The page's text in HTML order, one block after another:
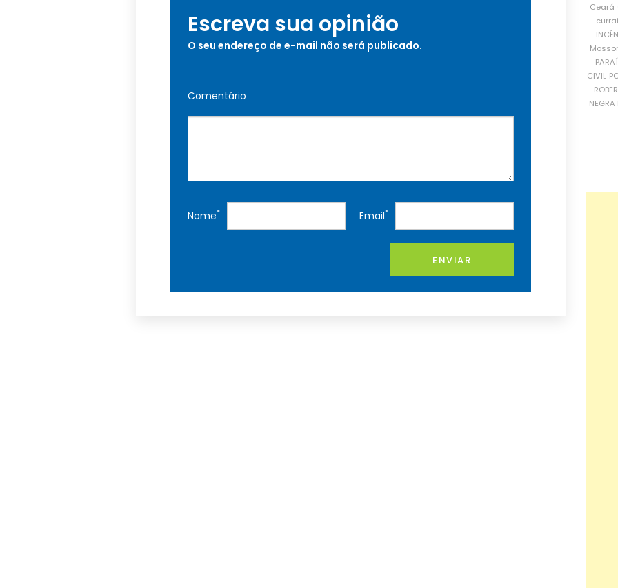
Escreva sua opinião
O seu endereço de e-mail não será publicado.
Comentário
Nome* Email*
ENVIAR
Ceará
CIVIL
NEGRA